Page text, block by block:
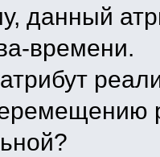
данный
времени.